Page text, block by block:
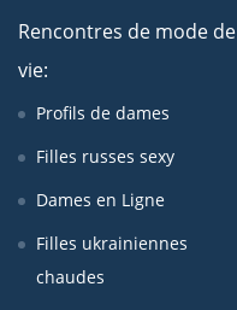
Rencontres de mode de
vie:
Profils de dames
Filles russes sexy
Dames en Ligne
Filles ukrainiennes
chaudes